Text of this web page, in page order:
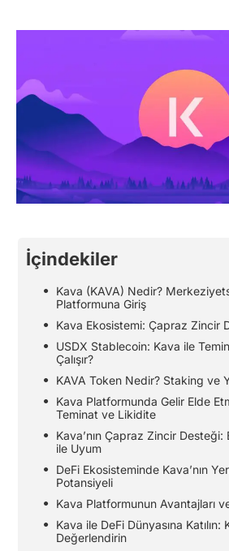
İçindekiler
Kava (KAVA) Nedir?
Platformuna Giriş
Kava Ekosistemi: Çapraz Zincir
USDX Stablecoin: Kava ile
Çalışır?
KAVA Token Nedir? Staking ve
Kava Platformunda Gelir Elde
Teminat ve Likidite
Kava’nın Çapraz Zincir
ile Uyum
DeFi Ekosisteminde Kava’nın
Potansiyeli
Kava Platformunun Avantajları
Kava ile DeFi Dünyasına Katılın:
Değerlendirin